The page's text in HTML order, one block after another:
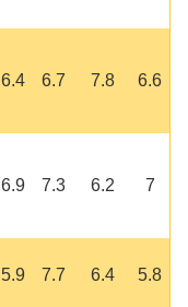
6.4 6.7 7.8 6.6
6.9 7.3 6.2 7
5.9 7.7 6.4 5.8